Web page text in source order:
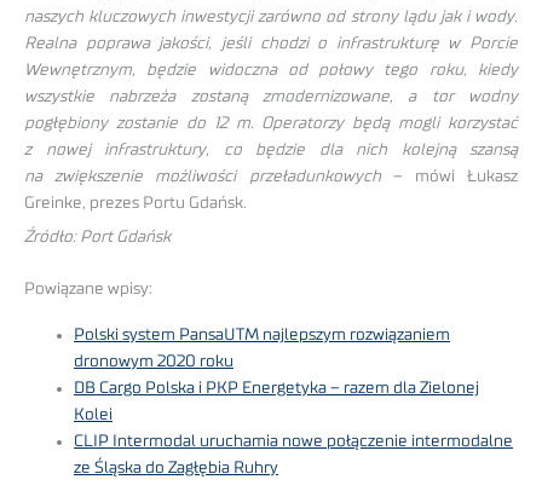
naszych kluczowych inwestycji zarówno od strony lądu jak i wody.
Realna poprawa jakości, jeśli chodzi o infrastrukturę w Porcie
Wewnętrznym, będzie widoczna od połowy tego roku, kiedy
wszystkie nabrzeża zostaną zmodernizowane, a tor wodny
pogłębiony zostanie do 12 m. Operatorzy będą mogli korzystać
z nowej infrastruktury, co będzie dla nich kolejną szansą
na zwiększenie możliwości przeładunkowych– mówi Łukasz
Greinke, prezes Portu Gdańsk.
Źródło: Port Gdańsk
Powiązane wpisy:
Polski system PansaUTM najlepszym rozwiązaniem
dronowym 2020 roku
DB Cargo Polska i PKP Energetyka – razem dla Zielonej
Kolei
CLIP Intermodal uruchamia nowe połączenie intermodalne
ze Śląska do Zagłębia Ruhry